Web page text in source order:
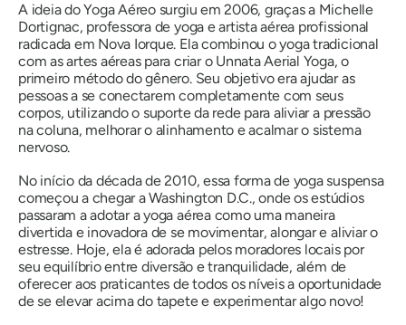
A ideia do Yoga Aéreo surgiu em 2006, graças a Michelle
Dortignac, professora de yoga e artista aérea profissional
radicada em Nova Iorque. Ela combinou o yoga tradicional
com as artes aéreas para criar o Unnata Aerial Yoga, o
primeiro método do gênero. Seu objetivo era ajudar as
pessoas a se conectarem completamente com seus
corpos, utilizando o suporte da rede para aliviar a pressão
na coluna, melhorar o alinhamento e acalmar o sistema
nervoso.
No início da década de 2010, essa forma de yoga suspensa
começou a chegar a Washington D.C., onde os estúdios
passaram a adotar a yoga aérea como uma maneira
divertida e inovadora de se movimentar, alongar e aliviar o
estresse. Hoje, ela é adorada pelos moradores locais por
seu equilíbrio entre diversão e tranquilidade, além de
oferecer aos praticantes de todos os níveis a oportunidade
de se elevar acima do tapete e experimentar algo novo!